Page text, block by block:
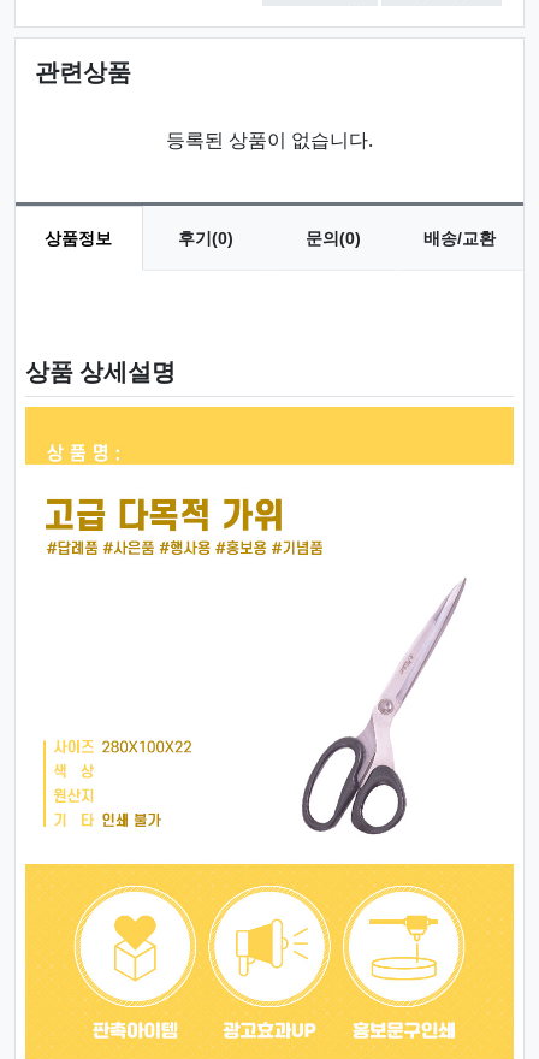
관련상품
등록된 상품이 없습니다.
상품정보 후기(0) 문의(0) 배송/교환
상품 상세설명